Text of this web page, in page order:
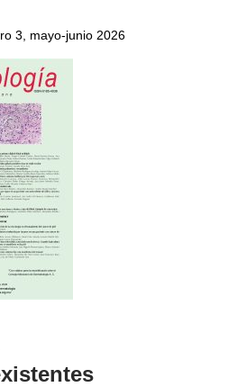
3, mayo-junio 2026